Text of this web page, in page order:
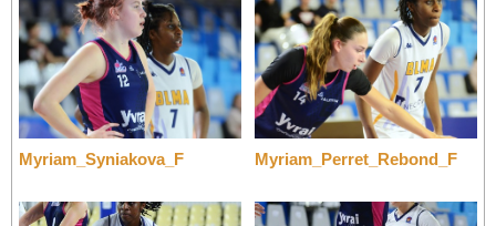
Myriam_Syniakova_F Myriam_Perret_Rebond_F